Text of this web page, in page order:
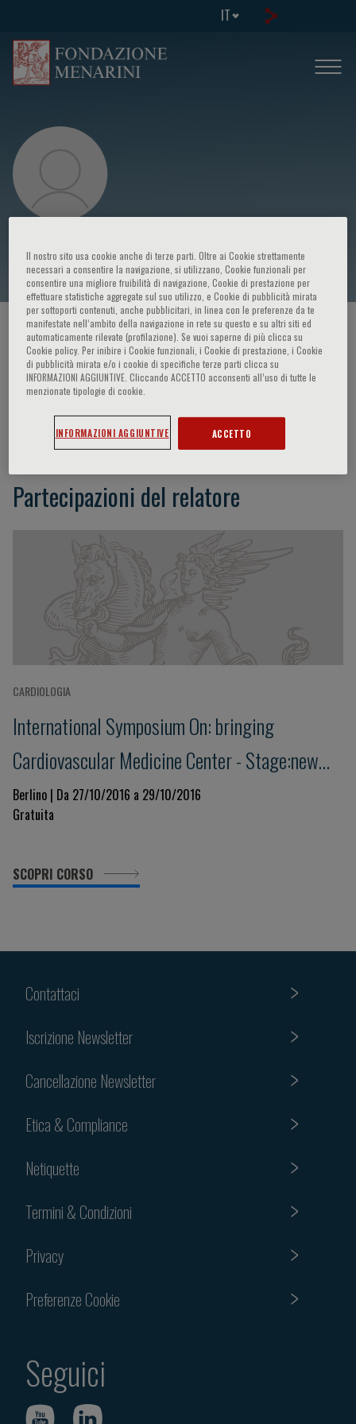
IT
Axel R. Pries
HOME PAGE / CORSI ED EVENTI / RELATORE
Axel R. Pries
Partecipazioni del relatore
CARDIOLOGIA
International Symposium On: bringing
Cardiovascular Medicine Center - Stage:new
Trends Today And Tomorrow
Berlino | Da 27/10/2016 a 29/10/2016
Gratuita
SCOPRI CORSO
Contattaci
Iscrizione Newsletter
Cancellazione Newsletter
Etica & Compliance
Netiquette
Termini & Condizioni
Privacy
Preferenze Cookie
Seguici
Il nostro sito usa cookie anche di terze parti. Oltre ai Cookie strettamente
necessari a consentire la navigazione, si utilizzano, Cookie funzionali per
consentire una migliore fruibilità di navigazione, Cookie di prestazione per
effettuare statistiche aggregate sul suo utilizzo, e Cookie di pubblicità mirata
per sottoporti contenuti, anche pubblicitari, in linea con le preferenze da te
manifestate nell‘ambito della navigazione in rete su questo e su altri siti ed
automaticamente rilevate (profilazione). Se vuoi saperne di più clicca su
Cookie policy. Per inibire i Cookie funzionali, i Cookie di prestazione, i Cookie
di pubblicità mirata e/o i cookie di specifiche terze parti clicca su
INFORMAZIONI AGGIUNTIVE. Cliccando ACCETTO acconsenti all’uso di tutte le
menzionate tipologie di cookie.
INFORMAZIONI AGGIUNTIVE ACCETTO